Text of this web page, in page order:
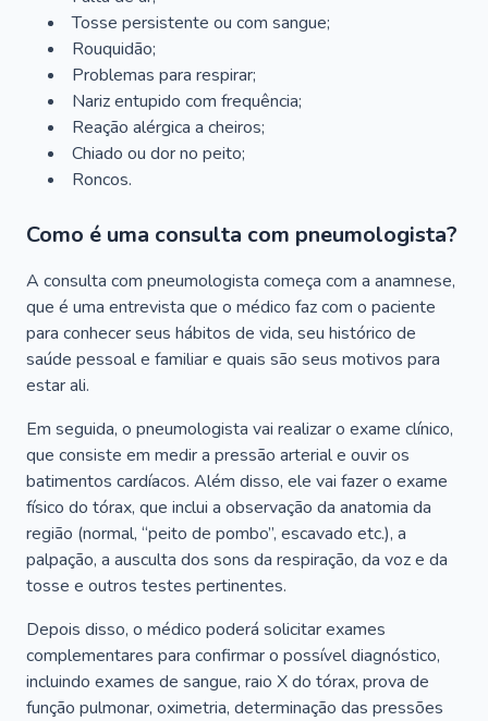
Tosse persistente ou com sangue;
Rouquidão;
Problemas para respirar;
Nariz entupido com frequência;
Reação alérgica a cheiros;
Chiado ou dor no peito;
Roncos.
Como é uma consulta com pneumologista?
A consulta com pneumologista começa com a anamnese,
que é uma entrevista que o médico faz com o paciente
para conhecer seus hábitos de vida, seu histórico de
saúde pessoal e familiar e quais são seus motivos para
estar ali.
Em seguida, o pneumologista vai realizar o exame clínico,
que consiste em medir a pressão arterial e ouvir os
batimentos cardíacos. Além disso, ele vai fazer o exame
físico do tórax, que inclui a observação da anatomia da
região (normal, “peito de pombo”, escavado etc.), a
palpação, a ausculta dos sons da respiração, da voz e da
tosse e outros testes pertinentes.
Depois disso, o médico poderá solicitar exames
complementares para confirmar o possível diagnóstico,
incluindo exames de sangue, raio X do tórax, prova de
função pulmonar, oximetria, determinação das pressões